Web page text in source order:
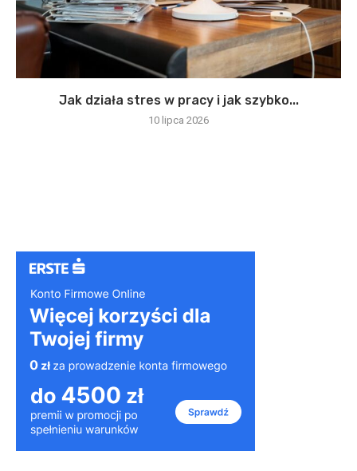
Jak działa stres w pracy i jak szybko...
10 lipca 2026